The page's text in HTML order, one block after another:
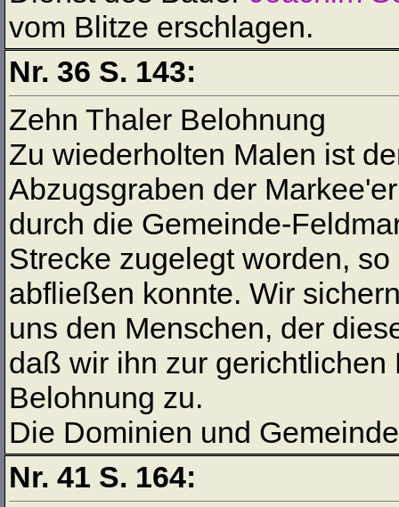
vom Blitze erschlagen.
Nr. 36 S. 143:
Zehn Thaler Belohnung
Zu wiederholten Malen ist
Abzugsgraben der
durch die Gemeinde-
Strecke zugelegt worden,
abfließen konnte. Wir
uns den Menschen, der
daß wir ihn zur
Belohnung zu.
Die Dominien und
Nr. 41 S. 164: